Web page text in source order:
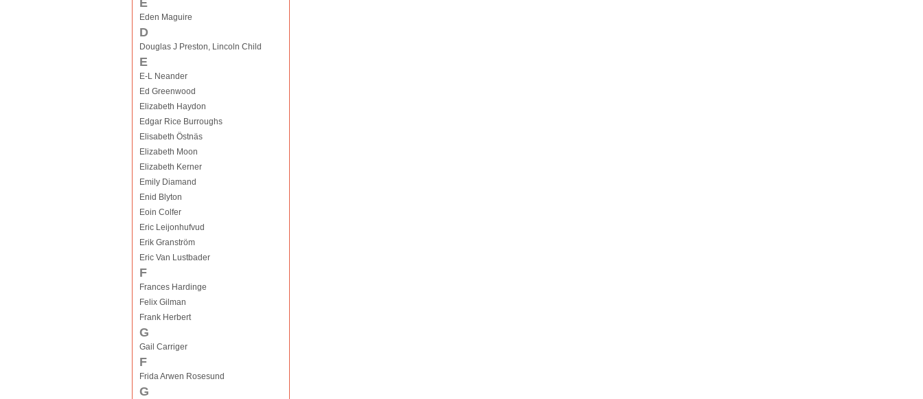
E
Eden Maguire
D
Douglas J Preston, Lincoln Child
E
E-L Neander
Ed Greenwood
Elizabeth Haydon
Edgar Rice Burroughs
Elisabeth Östnäs
Elizabeth Moon
Elizabeth Kerner
Emily Diamand
Enid Blyton
Eoin Colfer
Eric Leijonhufvud
Erik Granström
Eric Van Lustbader
F
Frances Hardinge
Felix Gilman
Frank Herbert
G
Gail Carriger
F
Frida Arwen Rosesund
G